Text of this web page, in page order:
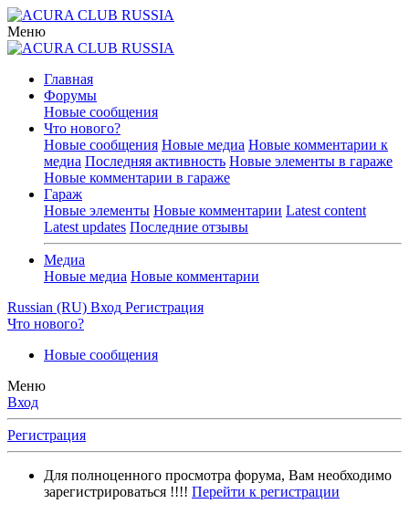
Меню
Главная
Форумы
Новые сообщения
Что нового?
Новые сообщения Новые медиа Новые комментарии к
медиа Последняя активность Новые элементы в гараже
Новые комментарии в гараже
Гараж
Новые элементы Новые комментарии Latest content
Latest updates Последние отзывы
Медиа
Новые медиа Новые комментарии
Russian (RU) Вход Регистрация
Что нового?
Новые сообщения
Меню
Вход
Регистрация
Для полноценного просмотра форума, Вам необходимо
зарегистрироваться !!!! Перейти к регистрации